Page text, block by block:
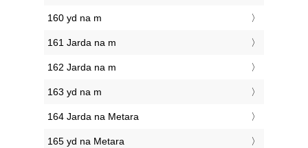
160 yd na m
161 Jarda na m
162 Jarda na m
163 yd na m
164 Jarda na Metara
165 yd na Metara